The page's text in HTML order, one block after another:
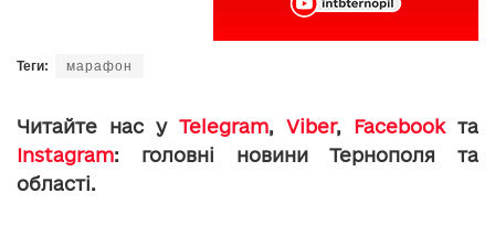
Теги: марафон
Читайте нас у Telegram, Viber, Facebookта
Instagram: головні новини Тернополя та
області.